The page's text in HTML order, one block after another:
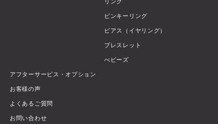
ピンキーリング
ピアス（イヤリング）
ブレスレット
べビーズ
アフターサービス・オプション
お客様の声
よくあるご質問
お問い合わせ